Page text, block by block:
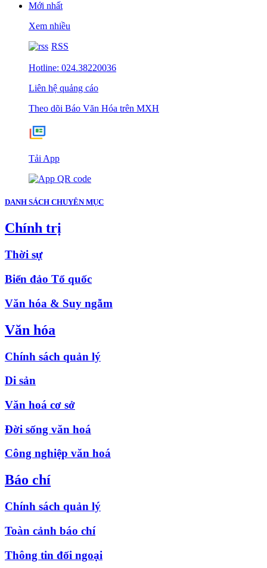
Mới nhất
Xem nhiều
RSS
Hotline: 024.38220036
Liên hệ quảng cáo
Theo dõi Báo Văn Hóa trên MXH
Tải App
DANH SÁCH CHUYÊN MỤC
Chính trị
Thời sự
Biển đảo Tổ quốc
Văn hóa & Suy ngẫm
Văn hóa
Chính sách quản lý
Di sản
Văn hoá cơ sở
Đời sống văn hoá
Công nghiệp văn hoá
Báo chí
Chính sách quản lý
Toàn cảnh báo chí
Thông tin đối ngoại